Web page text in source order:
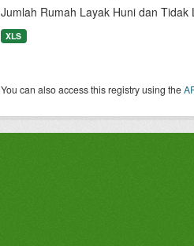
Jumlah Rumah Layak Huni dan
XLS
You can also access this registry using the